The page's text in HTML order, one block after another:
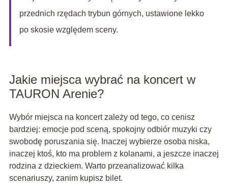
przednich rzędach trybun górnych, ustawione lekko
po skosie względem sceny.
Jakie miejsca wybrać na koncert w
TAURON Arenie?
Wybór miejsca na koncert zależy od tego, co cenisz
bardziej: emocje pod sceną, spokojny odbiór muzyki czy
swobodę poruszania się. Inaczej wybierze osoba niska,
inaczej ktoś, kto ma problem z kolanami, a jeszcze inaczej
rodzina z dzieckiem. Warto przeanalizować kilka
scenariuszy, zanim kupisz bilet.